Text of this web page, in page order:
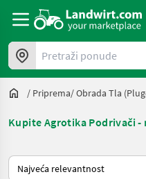
Pretraži ponude
/ Priprema/ Obrada Tla
Kupite Agrotika Podrivači
Tako se sortira na